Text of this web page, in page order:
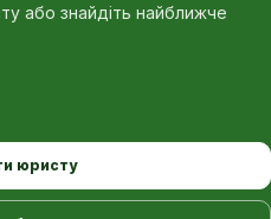
або знайдіть найближче
юристу